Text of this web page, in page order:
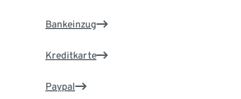
Bankeinzug
Kreditkarte
Paypal